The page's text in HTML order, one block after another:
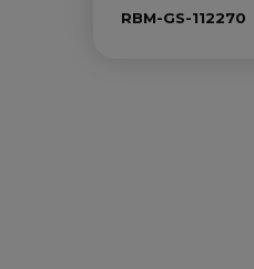
RBM-GS-112270